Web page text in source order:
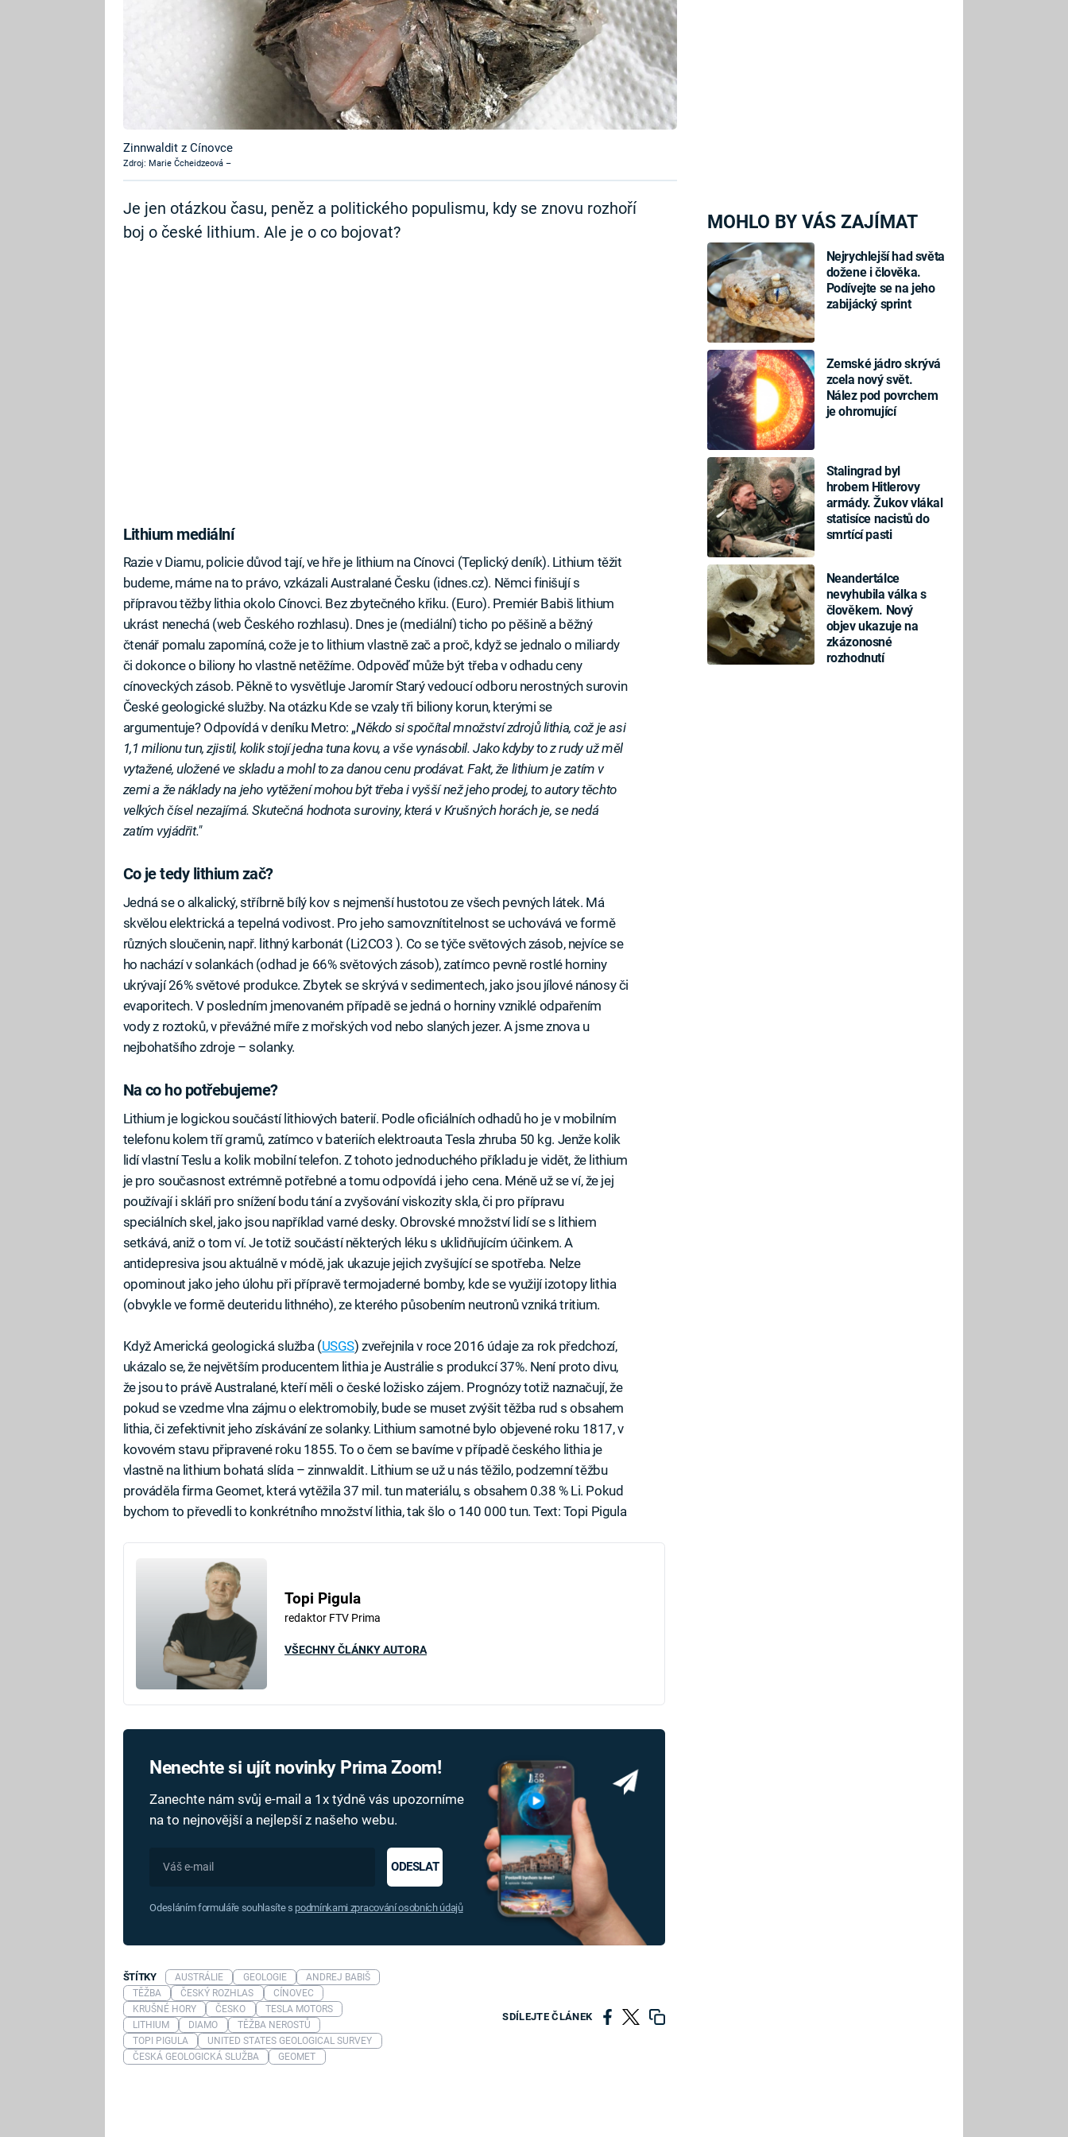
MOHLO BY VÁS ZAJÍMAT
Nejrychlejší had světa
dožene i člověka.
Podívejte se na jeho
zabijácký sprint
Zemské jádro skrývá
zcela nový svět.
Nález pod povrchem
je ohromující
Stalingrad byl
hrobem Hitlerovy
armády. Žukov vlákal
statisíce nacistů do
smrtící pasti
Neandertálce
nevyhubila válka s
člověkem. Nový
objev ukazuje na
zkázonosné
rozhodnutí
Zinnwaldit z Cínovce
Zdroj: Marie Čcheidzeová –
Je jen otázkou času, peněz a politického populismu, kdy se znovu rozhoří
boj o české lithium. Ale je o co bojovat?
Lithium mediální
Razie v Diamu, policie důvod tají, ve hře je lithium na Cínovci (Teplický deník). Lithium těžit
budeme, máme na to právo, vzkázali Australané Česku (idnes.cz). Němci finišují s
přípravou těžby lithia okolo Cínovci. Bez zbytečného křiku. (Euro). Premiér Babiš lithium
ukrást nenechá (web Českého rozhlasu). Dnes je (mediální) ticho po pěšině a běžný
čtenář pomalu zapomíná, cože je to lithium vlastně zač a proč, když se jednalo o miliardy
či dokonce o biliony ho vlastně netěžíme. Odpověď může být třeba v odhadu ceny
cínoveckých zásob. Pěkně to vysvětluje Jaromír Starý vedoucí odboru nerostných surovin
České geologické služby. Na otázku Kde se vzaly tři biliony korun, kterými se
argumentuje? Odpovídá v deníku Metro: „Někdo si spočítal množství zdrojů lithia, což je asi
1,1 milionu tun, zjistil, kolik stojí jedna tuna kovu, a vše vynásobil. Jako kdyby to z rudy už měl
vytažené, uložené ve skladu a mohl to za danou cenu prodávat. Fakt, že lithium je zatím v
zemi a že náklady na jeho vytěžení mohou být třeba i vyšší než jeho prodej, to autory těchto
velkých čísel nezajímá. Skutečná hodnota suroviny, která v Krušných horách je, se nedá
zatím vyjádřit."
Co je tedy lithium zač?
Jedná se o alkalický, stříbrně bílý kov s nejmenší hustotou ze všech pevných látek. Má
skvělou elektrická a tepelná vodivost. Pro jeho samovznítitelnost se uchovává ve formě
různých sloučenin, např. lithný karbonát (Li2CO3 ). Co se týče světových zásob, nejvíce se
ho nachází v solankách (odhad je 66% světových zásob), zatímco pevně rostlé horniny
ukrývají 26% světové produkce. Zbytek se skrývá v sedimentech, jako jsou jílové nánosy či
evaporitech. V posledním jmenovaném případě se jedná o horniny vzniklé odpařením
vody z roztoků, v převážné míře z mořských vod nebo slaných jezer. A jsme znova u
nejbohatšího zdroje – solanky.
Na co ho potřebujeme?
Lithium je logickou součástí lithiových baterií. Podle oficiálních odhadů ho je v mobilním
telefonu kolem tří gramů, zatímco v bateriích elektroauta Tesla zhruba 50 kg. Jenže kolik
lidí vlastní Teslu a kolik mobilní telefon. Z tohoto jednoduchého příkladu je vidět, že lithium
je pro současnost extrémně potřebné a tomu odpovídá i jeho cena. Méně už se ví, že jej
používají i skláři pro snížení bodu tání a zvyšování viskozity skla, či pro přípravu
speciálních skel, jako jsou například varné desky. Obrovské množství lidí se s lithiem
setkává, aniž o tom ví. Je totiž součástí některých léku s uklidňujícím účinkem. A
antidepresiva jsou aktuálně v módě, jak ukazuje jejich zvyšující se spotřeba. Nelze
opominout jako jeho úlohu při přípravě termojaderné bomby, kde se využijí izotopy lithia
(obvykle ve formě deuteridu lithného), ze kterého působením neutronů vzniká tritium.
Když Americká geologická služba (USGS) zveřejnila v roce 2016 údaje za rok předchozí,
ukázalo se, že největším producentem lithia je Austrálie s produkcí 37%. Není proto divu,
že jsou to právě Australané, kteří měli o české ložisko zájem. Prognózy totiž naznačují, že
pokud se vzedme vlna zájmu o elektromobily, bude se muset zvýšit těžba rud s obsahem
lithia, či zefektivnit jeho získávání ze solanky. Lithium samotné bylo objevené roku 1817, v
kovovém stavu připravené roku 1855. To o čem se bavíme v případě českého lithia je
vlastně na lithium bohatá slída – zinnwaldit. Lithium se už u nás těžilo, podzemní těžbu
prováděla firma Geomet, která vytěžila 37 mil. tun materiálu, s obsahem 0.38 % Li. Pokud
bychom to převedli to konkrétního množství lithia, tak šlo o 140 000 tun. Text: Topi Pigula
Topi Pigula
redaktor FTV Prima
VŠECHNY ČLÁNKY AUTORA
Nenechte si ujít novinky Prima Zoom!
Zanechte nám svůj e-mail a 1x týdně vás upozorníme
na to nejnovější a nejlepší z našeho webu.
ODESLAT
Odesláním formuláře souhlasíte s podmínkami zpracování osobních údajů
SDÍLEJTE ČLÁNEK
ŠTÍTKY AUSTRÁLIE GEOLOGIE
ANDREJ BABIŠ
TĚŽBA
ČESKÝ ROZHLAS
CÍNOVEC
KRUŠNÉ HORY
ČESKO
TESLA MOTORS
LITHIUM
DIAMO
TĚŽBA NEROSTŮ
TOPI PIGULA
UNITED STATES GEOLOGICAL SURVEY
ČESKÁ GEOLOGICKÁ SLUŽBA
GEOMET